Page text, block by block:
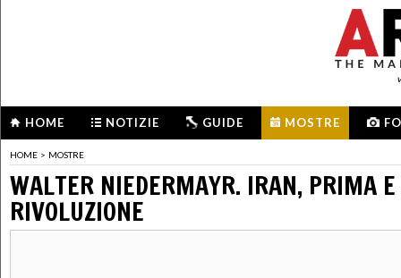
HOME NOTIZIE GUIDE MOSTRE
HOME > MOSTRE
WALTER NIEDERMAYR. IRAN, PRIMA E
RIVOLUZIONE